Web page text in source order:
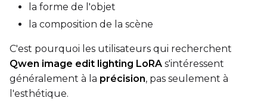
You have no
The Target Dataset
come back here.
Upload a dataset
la forme de l'objet
la composition de la scène
C'est pourquoi les utilisateurs qui recherchent
Qwen image edit lighting LoRA s'intéressent
généralement à la précision, pas seulement à
l'esthétique.